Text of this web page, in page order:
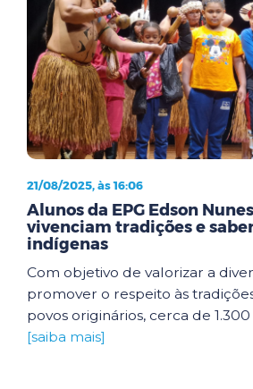
21/08/2025, às 16:06
Alunos da EPG Edson
vivenciam tradições e
indígenas
Com objetivo de valorizar a
promover o respeito às
povos originários, cerca de
[saiba mais]